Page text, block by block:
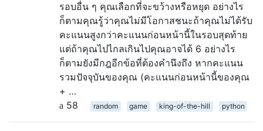
รอบอื่น ๆ คุณเลือกที่จะขว้างหรือหยุด อย่างไร
ก็ตามคุณรู้ว่าคุณไม่มีโอกาสชนะถ้าคุณไม่ได้รับ
คะแนนสูงกว่าคะแนนก่อนหน้านี้ในรอบสุดท้าย
แต่ถ้าคุณไปไกลเกินไปคุณอาจได้ 6 อย่างไร
ก็ตามยังมีกฎอีกข้อที่ต้องคำนึงถึง หากคะแนน
รวมปัจจุบันของคุณ (คะแนนก่อนหน้านี้ของคุณ
+ …
58
random game king-of-the-hill python